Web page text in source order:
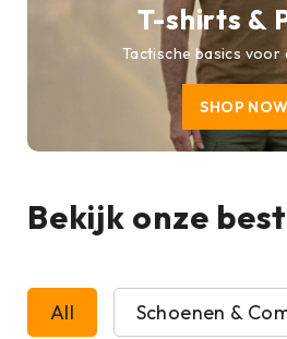
T-shirts &
Tactische basics voor
SHOP NOW
Bekijk onze
All Schoenen &